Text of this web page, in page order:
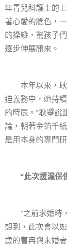
年青兒科護士的
著心愛的臉色，
的操縱，幫孩子
逐步伸展開來。
本年以來，耿
迫義務中，她持
的時辰。”耿曌說
論，朝著金箔千
是用本身的專門
“此次援滬保供
“之前求婚時，
想到，此次會以
歲的曹冉與未婚